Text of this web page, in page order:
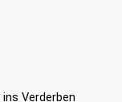
Verderben